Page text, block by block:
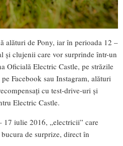
alături de Pony, iar în perioada 12 –
şi clujenii care vor surprinde într-un
Oficială Electric Castle, pe străzile
Facebook sau Instagram, alături
cu test-drive-uri şi
Electric Castle.
iulie 2016, „electricii” care
de surprize, direct în